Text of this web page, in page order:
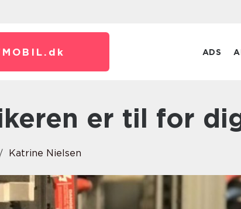
dk ADS
er til for
Katrine Nielsen